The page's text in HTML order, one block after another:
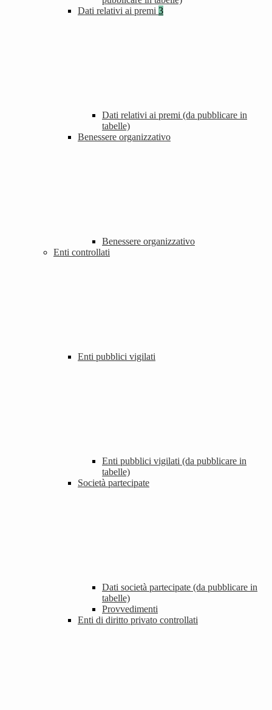
Dati relativi ai premi 3
Dati relativi ai premi (da pubblicare in
tabelle)
Benessere organizzativo
Benessere organizzativo
Enti controllati
Enti pubblici vigilati
Enti pubblici vigilati (da pubblicare in
tabelle)
Società partecipate
Dati società partecipate (da pubblicare in
tabelle)
Provvedimenti
Enti di diritto privato controllati